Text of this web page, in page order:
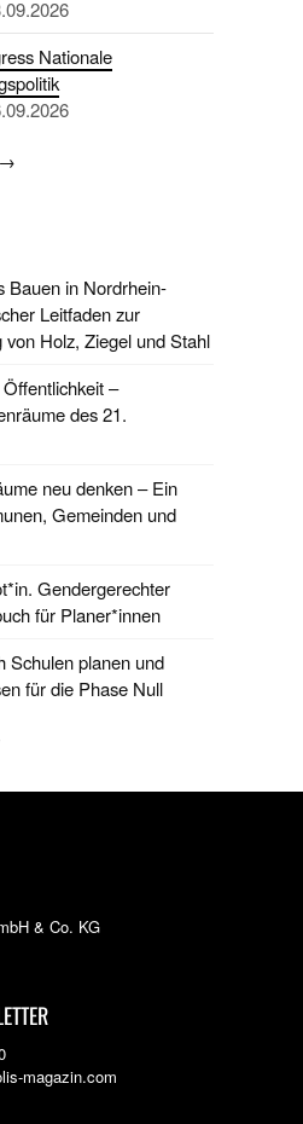
Nationale
→
Bauen in Nordrhein-
Leitfaden zur
Holz, Ziegel und Stahl
–
des 21.
neu denken – Ein
Gemeinden und
Gendergerechter
für Planer*innen
Schulen planen und
für die Phase Null
& Co. KG
magazin.com